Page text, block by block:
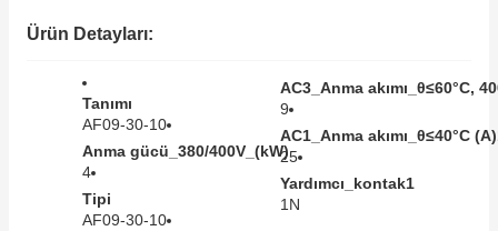
Ürün Detayları:
Tanımı
AF09-30-10
Anma gücü_380/400V_(kW)
4
Tipi
AF09-30-10
AC3_Anma akımı_θ≤60°C,
9
AC1_Anma akımı_θ≤40°C
25
Yardımcı_kontak1
1N